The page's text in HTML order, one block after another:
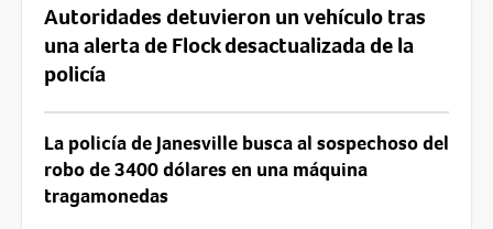
Autoridades detuvieron un vehículo tras
una alerta de Flock desactualizada de la
policía
La policía de Janesville busca al sospechoso del
robo de 3400 dólares en una máquina
tragamonedas